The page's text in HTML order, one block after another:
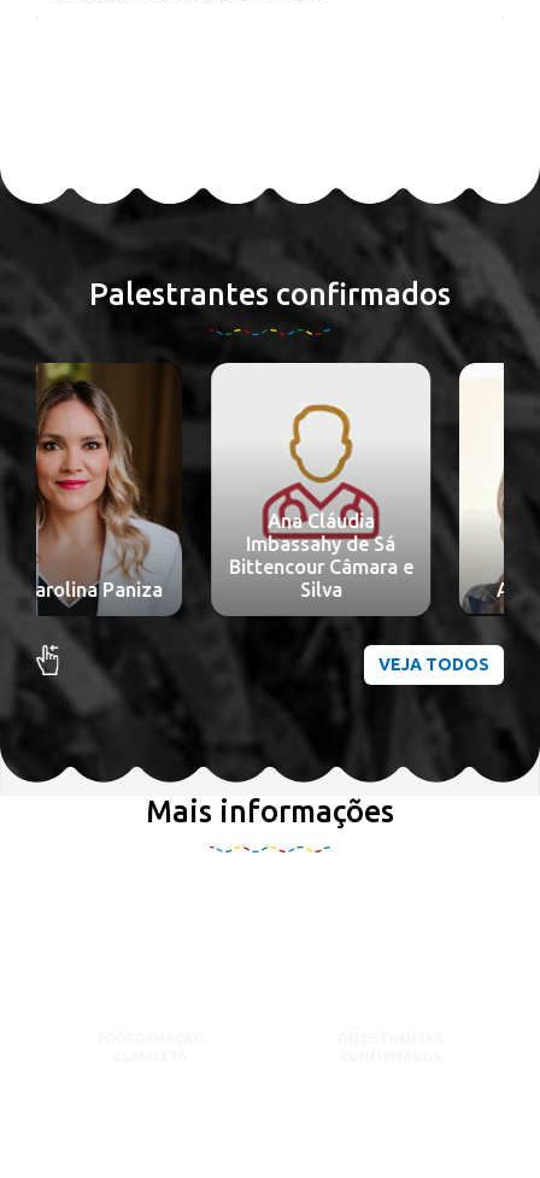
Palestrantes confirmados
Ana Cláudia
Imbassahy de Sá
Bittencour Câmara e
Silva
Ana Letícia Boff
VEJA TODOS
Mais informações